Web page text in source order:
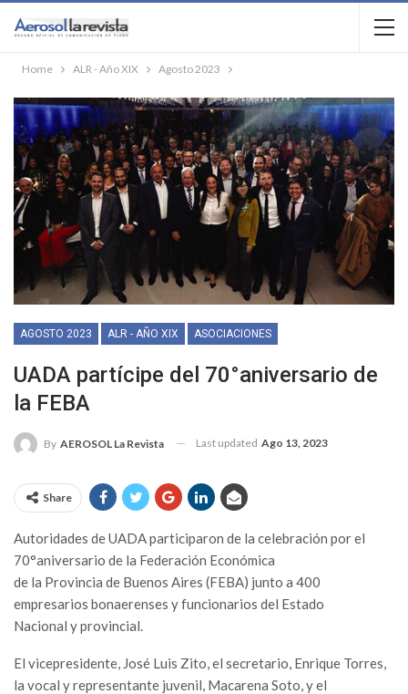
Home ALR - Año XIX Agosto 2023
AGOSTO 2023 ALR - AÑO XIX ASOCIACIONES
UADA partícipe del 70°aniversario de
la FEBA
By AEROSOL La Revista Last updated Ago 13, 2023
Share
Autoridades de UADA participaron de la celebración por el
70°aniversario de la Federación Económica
de la Provincia de Buenos Aires (FEBA) junto a 400
empresarios bonaerenses y funcionarios del Estado
Nacional y provincial.
El vicepresidente, José Luis Zito, el secretario, Enrique Torres,
la vocal y representante juvenil, Macarena Soto, y el